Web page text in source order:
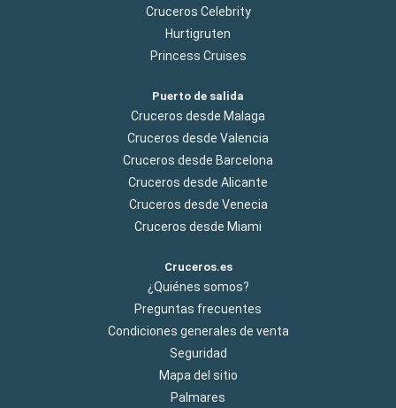
Cruceros Celebrity
Hurtigruten
Princess Cruises
Puerto de salida
Cruceros desde Malaga
Cruceros desde Valencia
Cruceros desde Barcelona
Cruceros desde Alicante
Cruceros desde Venecia
Cruceros desde Miami
Cruceros.es
¿Quiénes somos?
Preguntas frecuentes
Condiciones generales de venta
Seguridad
Mapa del sitio
Palmares